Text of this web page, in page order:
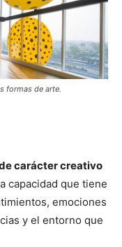
formas de arte.
carácter creativo
capacidad que tiene
emociones
y el entorno que